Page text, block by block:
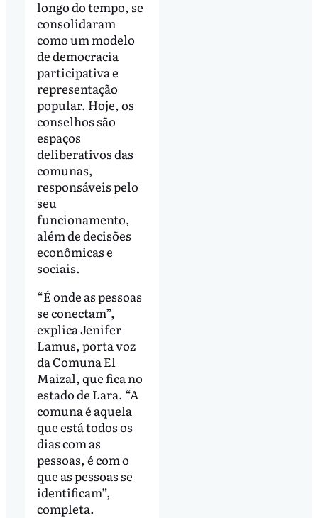
longo do tempo, se
consolidaram
como um modelo
de democracia
participativa e
representação
popular. Hoje, os
conselhos são
espaços
deliberativos das
comunas,
responsáveis pelo
seu
funcionamento,
além de decisões
econômicas e
sociais.
“É onde as pessoas
se conectam”,
explica Jenifer
Lamus, porta voz
da Comuna El
Maizal, que fica no
estado de Lara. “A
comuna é aquela
que está todos os
dias com as
pessoas, é com o
que as pessoas se
identificam”,
completa.